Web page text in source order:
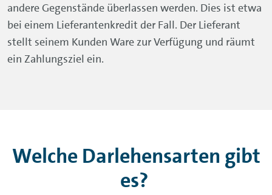
andere Gegenstände überlassen werden. Dies ist etwa
bei einem Lieferantenkredit der Fall. Der Lieferant
stellt seinem Kunden Ware zur Verfügung und räumt
ein Zahlungsziel ein.
Welche Darlehensarten gibt
es?